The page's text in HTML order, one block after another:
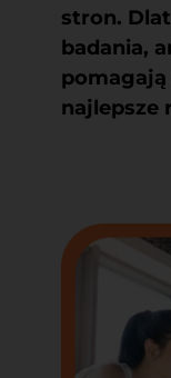
stron.
badania,
najlepsze